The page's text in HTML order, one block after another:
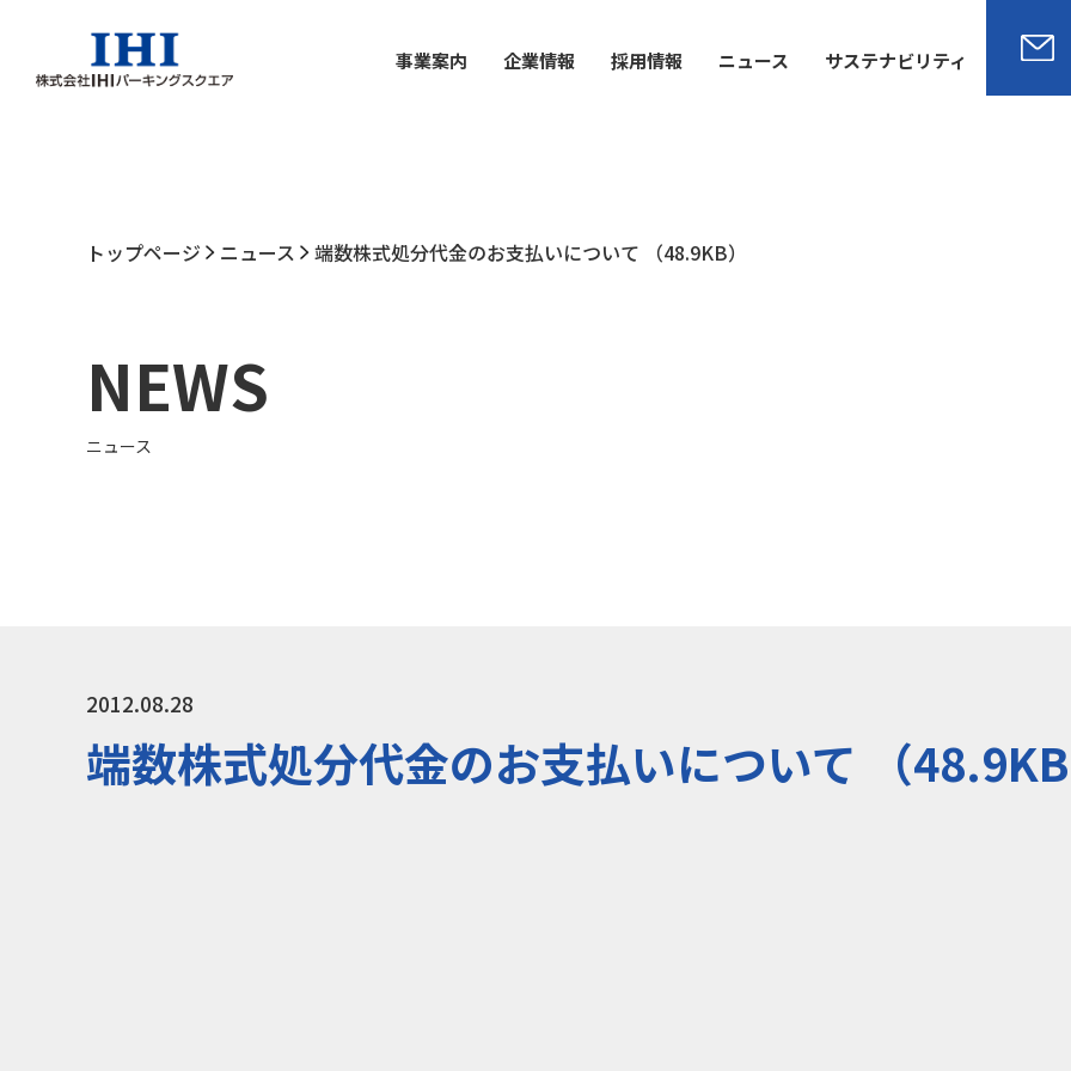
事業案内 企業情報 採用情報 ニュース サステナビリティ
トップページ ニュース 端数株式処分代金のお支払いについて （48.9KB）
NEWS
ニュース
2012.08.28
端数株式処分代金のお支払いについて （